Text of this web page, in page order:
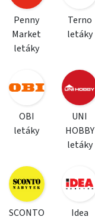
Penny
Market
letáky
Terno
letáky
OBI
letáky
UNI
HOBBY
letáky
SCONTO
Idea